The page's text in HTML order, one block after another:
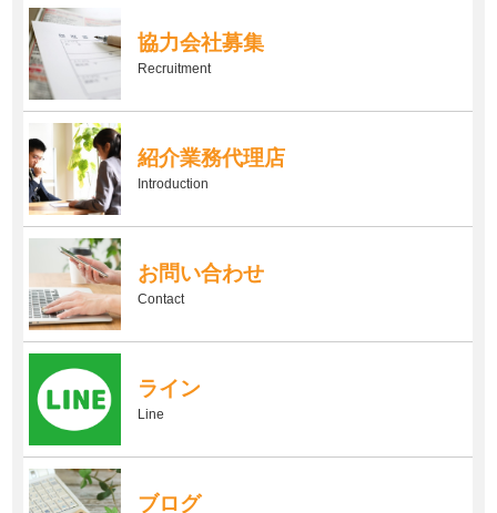
協力会社募集
Recruitment
紹介業務代理店
Introduction
お問い合わせ
Contact
ライン
Line
ブログ